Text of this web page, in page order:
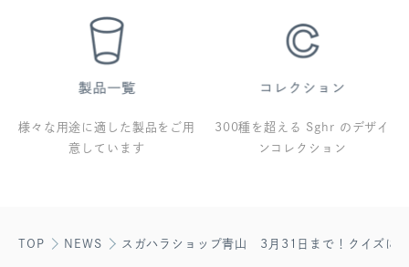
様々な用途に適した製品をご用
意しています
300種を超える Sghr のデザイ
ンコレクション
TOP NEWS スガハラショップ青山 3月31日まで！クイズに